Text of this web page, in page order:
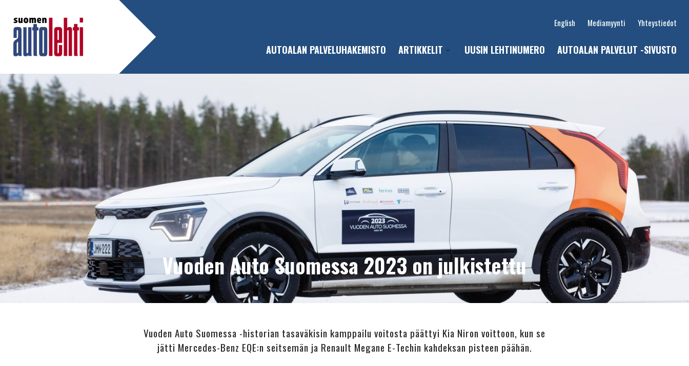
English Mediamyynti Yhteystiedot
AUTOALAN PALVELUHAKEMISTO ARTIKKELIT
sub-
UUSIN LEHTINUMERO AUTOALAN PALVELUT -SIVUSTO
Vuoden Auto Suomessa 2023 on julkistettu
Vuoden Auto Suomessa -historian tasaväkisin kamppailu voitosta päättyi Kia Niron voittoon, kun se
jätti Mercedes-Benz EQE:n seitsemän ja Renault Megane E-Techin kahdeksan pisteen päähän.